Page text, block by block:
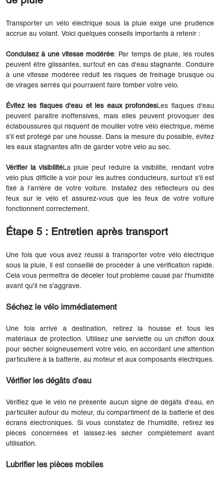
Transporter un vélo électrique sous la pluie exige une prudence
accrue au volant. Voici quelques conseils importants à retenir :
Conduisez à une vitesse modérée: Par temps de pluie, les routes
peuvent être glissantes, surtout en cas d'eau stagnante. Conduire
à une vitesse modérée réduit les risques de freinage brusque ou
de virages serrés qui pourraient faire tomber votre vélo.
Évitez les flaques d'eau et les eaux profondesLes flaques d'eau
peuvent paraître inoffensives, mais elles peuvent provoquer des
éclaboussures qui risquent de mouiller votre vélo électrique, même
s'il est protégé par une housse. Dans la mesure du possible, évitez
les eaux stagnantes afin de garder votre vélo au sec.
Vérifier la visibilitéLa pluie peut réduire la visibilité, rendant votre
vélo plus difficile à voir pour les autres conducteurs, surtout s'il est
fixé à l'arrière de votre voiture. Installez des réflecteurs ou des
feux sur le vélo et assurez-vous que les feux de votre voiture
fonctionnent correctement.
Étape 5 : Entretien après transport
Une fois que vous avez réussi à transporter votre vélo électrique
sous la pluie, il est conseillé de procéder à une vérification rapide.
Cela vous permettra de déceler tout problème causé par l'humidité
avant qu'il ne s'aggrave.
Séchez le vélo immédiatement
Une fois arrivé à destination, retirez la housse et tous les
matériaux de protection. Utilisez une serviette ou un chiffon doux
pour sécher soigneusement votre vélo, en accordant une attention
particulière à la batterie, au moteur et aux composants électriques.
Vérifier les dégâts d'eau
Vérifiez que le vélo ne présente aucun signe de dégâts d'eau, en
particulier autour du moteur, du compartiment de la batterie et des
écrans électroniques. Si vous constatez de l'humidité, retirez les
pièces concernées et laissez-les sécher complètement avant
utilisation.
Lubrifier les pièces mobiles